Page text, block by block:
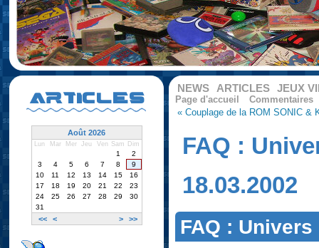
NEWS ARTICLES JEUX
Page d'accueil
Commentaires
« Couplage de la ROM SONIC &
FAQ :
18.03.2002
FAQ :
ARTICLES
Août 2026
Lun Mar Mer Jeu Ven Sam Dim
<< < > >>
1
2
3
4 5 6 7 8
9
10
11 12 13 14 15
16
17
18 19 20 21 22
23
24
25 26 27 28 29
30
31